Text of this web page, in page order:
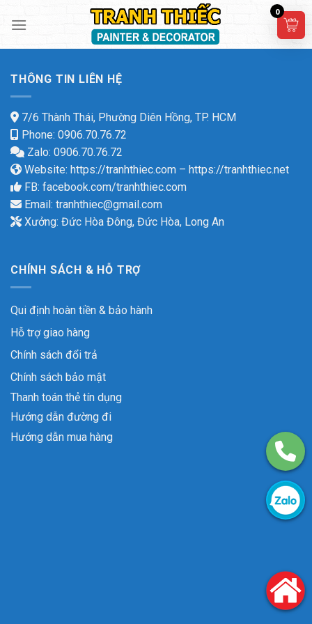
THÔNG TIN LIÊN HỆ
7/6 Thành Thái, Phường Diên Hồng, TP. HCM
Phone: 0906.70.76.72
Zalo: 0906.70.76.72
Website: https://tranhthiec.com – https://tranhthiec.net
FB: facebook.com/tranhthiec.com
Email: tranhthiec@gmail.com
Xưởng: Đức Hòa Đông, Đức Hòa, Long An
CHÍNH SÁCH & HỖ TRỢ
Qui định hoàn tiền & bảo hành
Hỗ trợ giao hàng
Chính sách đổi trả
Chính sách bảo mật
Thanh toán thẻ tín dụng
Hướng dẫn đường đi
Hướng dẫn mua hàng
0